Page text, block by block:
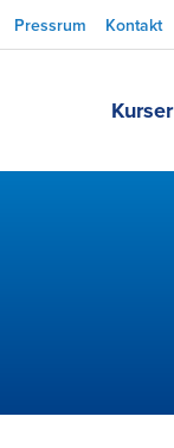
Pressrum Kontakt
Kurser